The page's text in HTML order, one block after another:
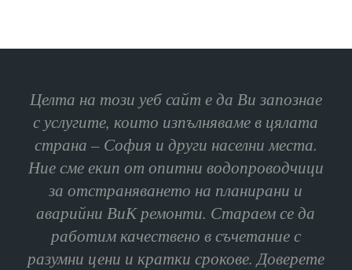
Целта на този уеб сайт е да Ви запознае
с услугите, които изпълняваме в цялата
страна – София и други населни места.
Ние сме екип от опитни водопроводчици
за отстраняването на планирани и
аварийни ВиК ремонти. Стараем се да
работим качествено в съчетание с
разумни цени и кратки срокове. Доверете